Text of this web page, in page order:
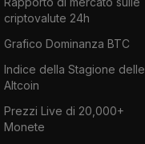
criptovalute 24h
Grafico Dominanza BTC
Indice della Stagione delle
Altcoin
Prezzi Live di 20,000+
Monete